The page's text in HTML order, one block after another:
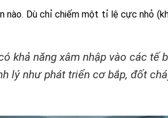
Dù chỉ chiếm một tỉ lệ cực nhỏ
khả năng xâm nhập vào các tế
lý như phát triển cơ bắp, đốt